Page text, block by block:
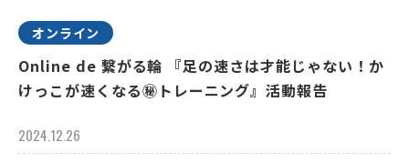
オンライン
Online de 繋がる輪 『足の速さは才能じゃない！か
けっこが速くなる㊙トレーニング』活動報告
2024.12.26